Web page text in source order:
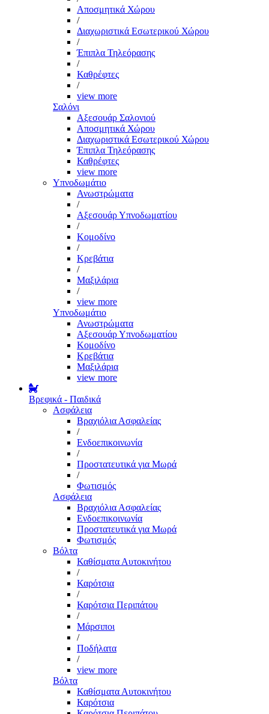
Αποσμητικά Χώρου
/
Διαχωριστικά Εσωτερικού Χώρου
/
Έπιπλα Τηλεόρασης
/
Καθρέφτες
/
view more
Σαλόνι
Αξεσουάρ Σαλονιού
Αποσμητικά Χώρου
Διαχωριστικά Εσωτερικού Χώρου
Έπιπλα Τηλεόρασης
Καθρέφτες
view more
Υπνοδωμάτιο
Ανωστρώματα
/
Αξεσουάρ Υπνοδωματίου
/
Κομοδίνο
/
Κρεβάτια
/
Μαξιλάρια
/
view more
Υπνοδωμάτιο
Ανωστρώματα
Αξεσουάρ Υπνοδωματίου
Κομοδίνο
Κρεβάτια
Μαξιλάρια
view more
Βρεφικά - Παιδικά
Ασφάλεια
Βραχιόλια Ασφαλείας
/
Ενδοεπικοινωνία
/
Προστατευτικά για Μωρά
/
Φωτισμός
Ασφάλεια
Βραχιόλια Ασφαλείας
Ενδοεπικοινωνία
Προστατευτικά για Μωρά
Φωτισμός
Βόλτα
Καθίσματα Αυτοκινήτου
/
Καρότσια
/
Καρότσια Περιπάτου
/
Μάρσιποι
/
Ποδήλατα
/
view more
Βόλτα
Καθίσματα Αυτοκινήτου
Καρότσια